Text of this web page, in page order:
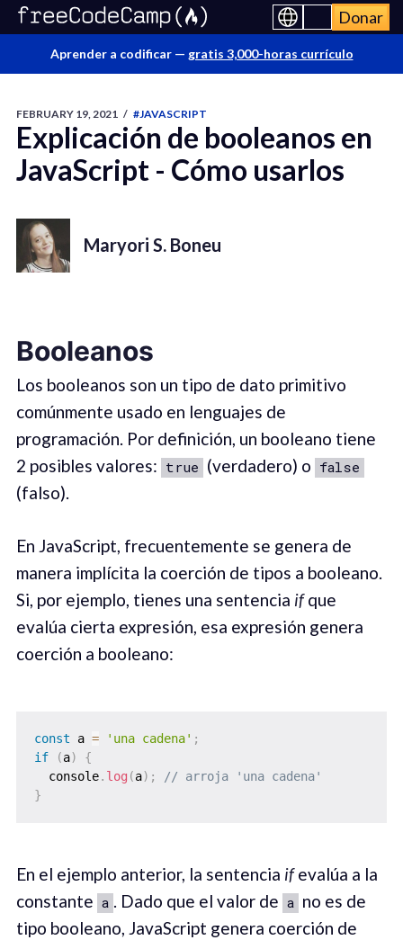
Donar
Aprender a codificar — gratis 3,000-horas currículo
FEBRUARY 19, 2021 / #JAVASCRIPT
Explicación de booleanos en
JavaScript - Cómo usarlos
Maryori S. Boneu
Booleanos
Los booleanos son un tipo de dato primitivo
comúnmente usado en lenguajes de
programación. Por definición, un booleano tiene
2 posibles valores: true (verdadero) o false
(falso).
En JavaScript, frecuentemente se genera de
manera implícita la coerción de tipos a booleano.
Si, por ejemplo, tienes una sentencia ifque
evalúa cierta expresión, esa expresión genera
coerción a booleano:
const a = 'una cadena' ;
if
(a)
{
  console
. log (a) ;
// arroja 'una cadena'
}
En el ejemplo anterior, la sentencia ifevalúa a la
constante a . Dado que el valor de a no es de
tipo booleano, JavaScript genera coerción de